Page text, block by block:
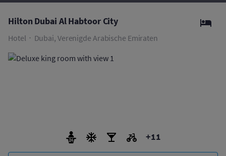
Hilton Dubai Al Habtoor City
Hotel Dubai, Verenigde Arabische Emiraten
+11